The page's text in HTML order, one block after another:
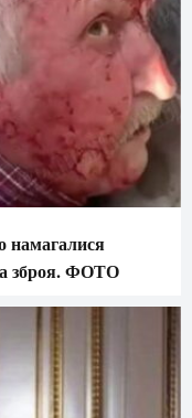
намагалися
зброя. ФОТО